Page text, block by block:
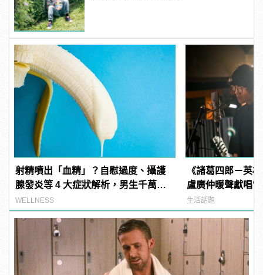
射精噴出「血精」？自慰過度、攝護
腺發炎等 4 大症狀解析，男生千萬要
注意！
WELLNESS
《諸葛四郎－英
盧廣仲暖聲獻唱
逼哭眾人 |
生活話題